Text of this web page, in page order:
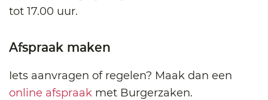
tot 17.00 uur.
Afspraak maken
Iets aanvragen of regelen? Maak dan een
online afspraak met Burgerzaken.